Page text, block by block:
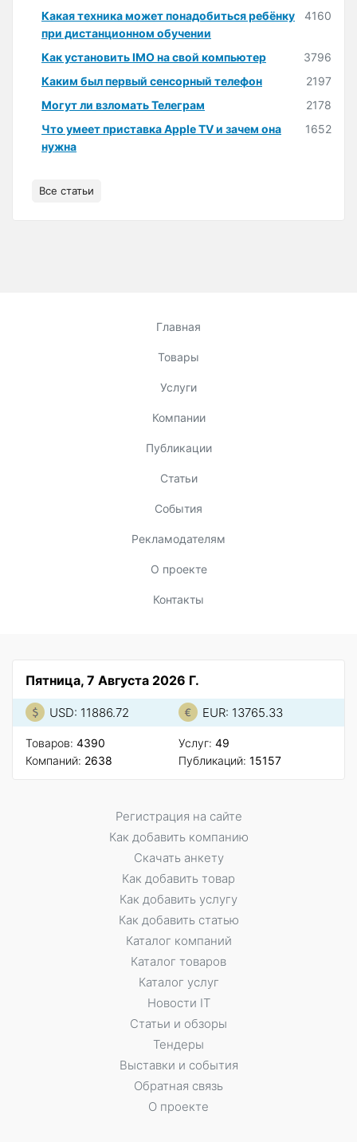
Какая техника может понадобиться ребёнку
при дистанционном обучении
4160
Как установить IMO на свой компьютер
3796
Каким был первый сенсорный телефон
2197
Могут ли взломать Телеграм
2178
Что умеет приставка Apple TV и зачем она
нужна
1652
Все статьи
Главная
Товары
Услуги
Компании
Публикации
Статьи
События
Рекламодателям
О проекте
Контакты
Пятница, 7 Августа 2026 Г.
USD: 11886.72 EUR: 13765.33
Товаров: 4390
Компаний: 2638
Услуг: 49
Публикаций: 15157
Регистрация на сайте
Как добавить компанию
Скачать анкету
Как добавить товар
Как добавить услугу
Как добавить статью
Каталог компаний
Каталог товаров
Каталог услуг
Новости IT
Статьи и обзоры
Тендеры
Выставки и события
Обратная связь
О проекте